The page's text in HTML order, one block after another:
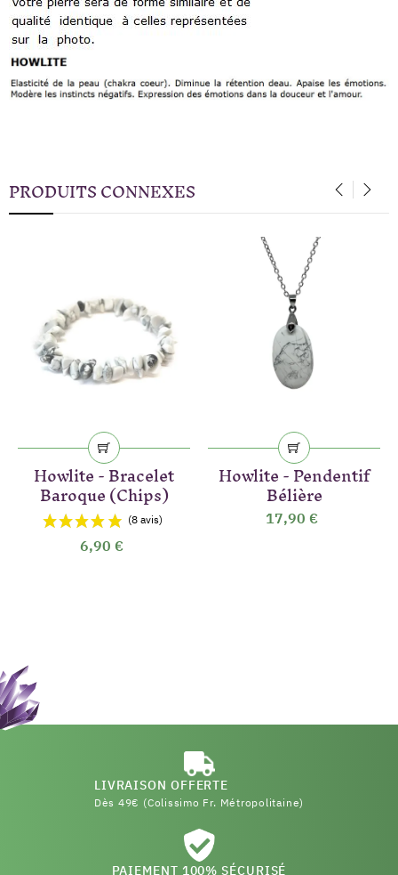
PRODUITS CONNEXES
Howlite - Bracelet
Baroque (Chips)
6,90 €
Howlite - Pendentif
Bélière
17,90 €
LIVRAISON OFFERTE
Dès 49€ (Colissimo Fr. Métropolitaine)
PAIEMENT 100% SÉCURISÉ